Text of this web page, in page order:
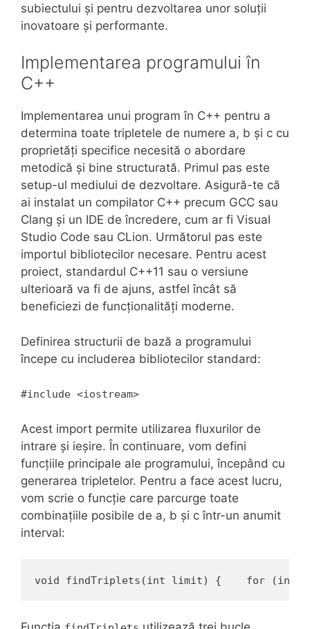
subiectului și pentru dezvoltarea unor soluții
inovatoare și performante.
Implementarea programului în
C++
Implementarea unui program în C++ pentru a
determina toate tripletele de numere a, b și c cu
proprietăți specifice necesită o abordare
metodică și bine structurată. Primul pas este
setup-ul mediului de dezvoltare. Asigură-te că
ai instalat un compilator C++ precum GCC sau
Clang și un IDE de încredere, cum ar fi Visual
Studio Code sau CLion. Următorul pas este
importul bibliotecilor necesare. Pentru acest
proiect, standardul C++11 sau o versiune
ulterioară va fi de ajuns, astfel încât să
beneficiezi de funcționalități moderne.
Definirea structurii de bază a programului
începe cu includerea bibliotecilor standard:
#include <iostream>
Acest import permite utilizarea fluxurilor de
intrare și ieșire. În continuare, vom defini
funcțiile principale ale programului, începând cu
generarea tripletelor. Pentru a face acest lucru,
vom scrie o funcție care parcurge toate
combinațiile posibile de a, b și c într-un anumit
interval:
void findTriplets(int limit) {    for